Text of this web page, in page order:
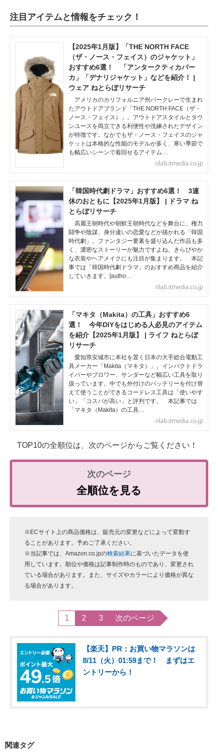
注目アイテムと情報をチェック！
【2025年1月版】「THE NORTH FACE
（ザ・ノース・フェイス）のジャケット」
おすすめ6選！ 「アンタークティカパー
カ」「デナリジャケット」などを紹介！ |
ウェア ねとらぼリサーチ
アメリカのカリフォルニア州バークレーで生まれ
たアウトドアブランド「THE NORTH FACE（ザ・
ノース・フェイス）」。アウトドアスタイルとタウ
ンユースを両立できる利便性や洗練されたデザイン
が特徴です。なかでもザ・ノース・フェイスのジャ
ケットは本格的な性能のモデルが多く、寒い季節で
も幅広いシーンで着回せるアイテム…
nlab.itmedia.co.jp
「韓国時代劇ドラマ」おすすめ6選！ 3連
休のおともに【2025年1月版】 | ドラマ ね
とらぼリサーチ
高麗王朝時代や朝鮮王朝時代などを舞台に、権力
闘争や陰謀、身分違いの恋愛などが描かれる「韓国
時代劇」。ファンタジー要素を盛り込んだ作品も多
く、濃密なストーリーが魅力ですよね。きらびやか
な衣装やヘアメイクにも注目が集まります。 本記
事では「韓国時代劇ドラマ」のおすすめ商品を紹介
していきます。[autho…
nlab.itmedia.co.jp
「マキタ（Makita）の工具」おすすめ6
選！ 今年DIYをはじめる人必見のアイテム
を紹介【2025年1月版】 | ライフ ねとらぼ
リサーチ
愛知県安城市に本社を置く日本の大手総合電動工
具メーカー「Makita（マキタ）」。インパクトドラ
イバーやブロワー、サンダーなど幅広い工具を取り
扱っています。中でも外付けのバッテリーを付け替
えて使うことができるコードレス工具は「使いやす
い」「コスパが高い」と評判です。 本記事では
「マキタ（Makita）の工具…
nlab.itmedia.co.jp
TOP10の全順位は、次のページからご覧ください！
全順位を見る
※ECサイト上の商品価格は、販売元の変更などによって変動す
ることがあります。予めご了承ください。
※当記事では、Amazon.co.jpの検索結果に基づいたデータを使
用しています。順位や価格は記事制作時のものであり、変更され
ている場合があります。また、サイズやカラーにより価格が異な
る場合があります。
1 2 3 次のページ
【楽天】PR：お買い物マラソンは
8/11（火）01:59まで！ まずはエ
ントリーから！
関連タグ